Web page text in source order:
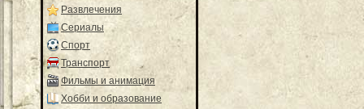
Развлечения
Сериалы
Спорт
Транспорт
Фильмы и анимация
Хобби и образование